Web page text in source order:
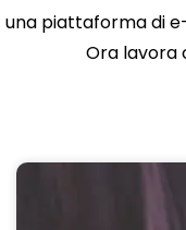
una piattaforma di
Ora lavora